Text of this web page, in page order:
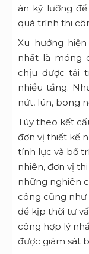
án kỹ lưỡng
quá trình thi
Xu hướng
nhất là móng
chịu được tải
nhiều tầng.
nứt, lún, bong
Tùy theo kết
đơn vị thiết kế
tính lực và bố
nhiên, đơn vị
những nghiên
công cũng
để kịp thời tư
công hợp lý
được giám sát